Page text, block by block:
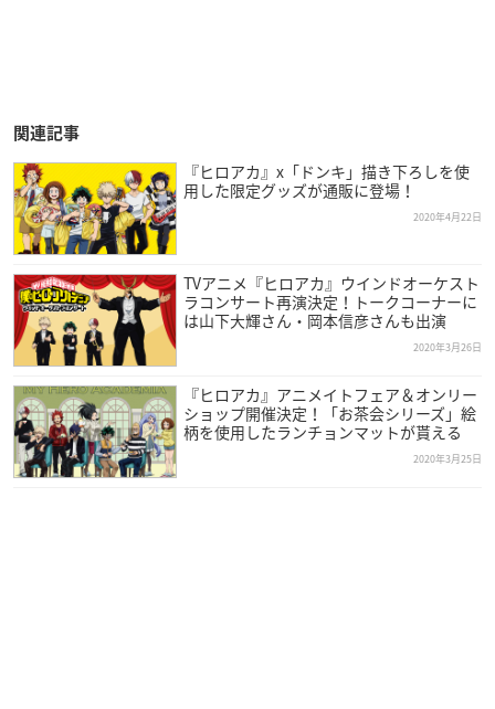
関連記事
『ヒロアカ』x「ドンキ」描き下ろしを使
用した限定グッズが通販に登場！
2020年4月22日
TVアニメ『ヒロアカ』ウインドオーケスト
ラコンサート再演決定！トークコーナーに
は山下大輝さん・岡本信彦さんも出演
2020年3月26日
『ヒロアカ』アニメイトフェア＆オンリー
ショップ開催決定！「お茶会シリーズ」絵
柄を使用したランチョンマットが貰える
2020年3月25日